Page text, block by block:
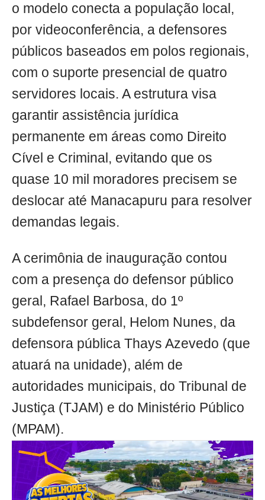
o modelo conecta a população local,
por videoconferência, a defensores
públicos baseados em polos regionais,
com o suporte presencial de quatro
servidores locais. A estrutura visa
garantir assistência jurídica
permanente em áreas como Direito
Cível e Criminal, evitando que os
quase 10 mil moradores precisem se
deslocar até Manacapuru para resolver
demandas legais.
A cerimônia de inauguração contou
com a presença do defensor público
geral, Rafael Barbosa, do 1º
subdefensor geral, Helom Nunes, da
defensora pública Thays Azevedo (que
atuará na unidade), além de
autoridades municipais, do Tribunal de
Justiça (TJAM) e do Ministério Público
(MPAM).